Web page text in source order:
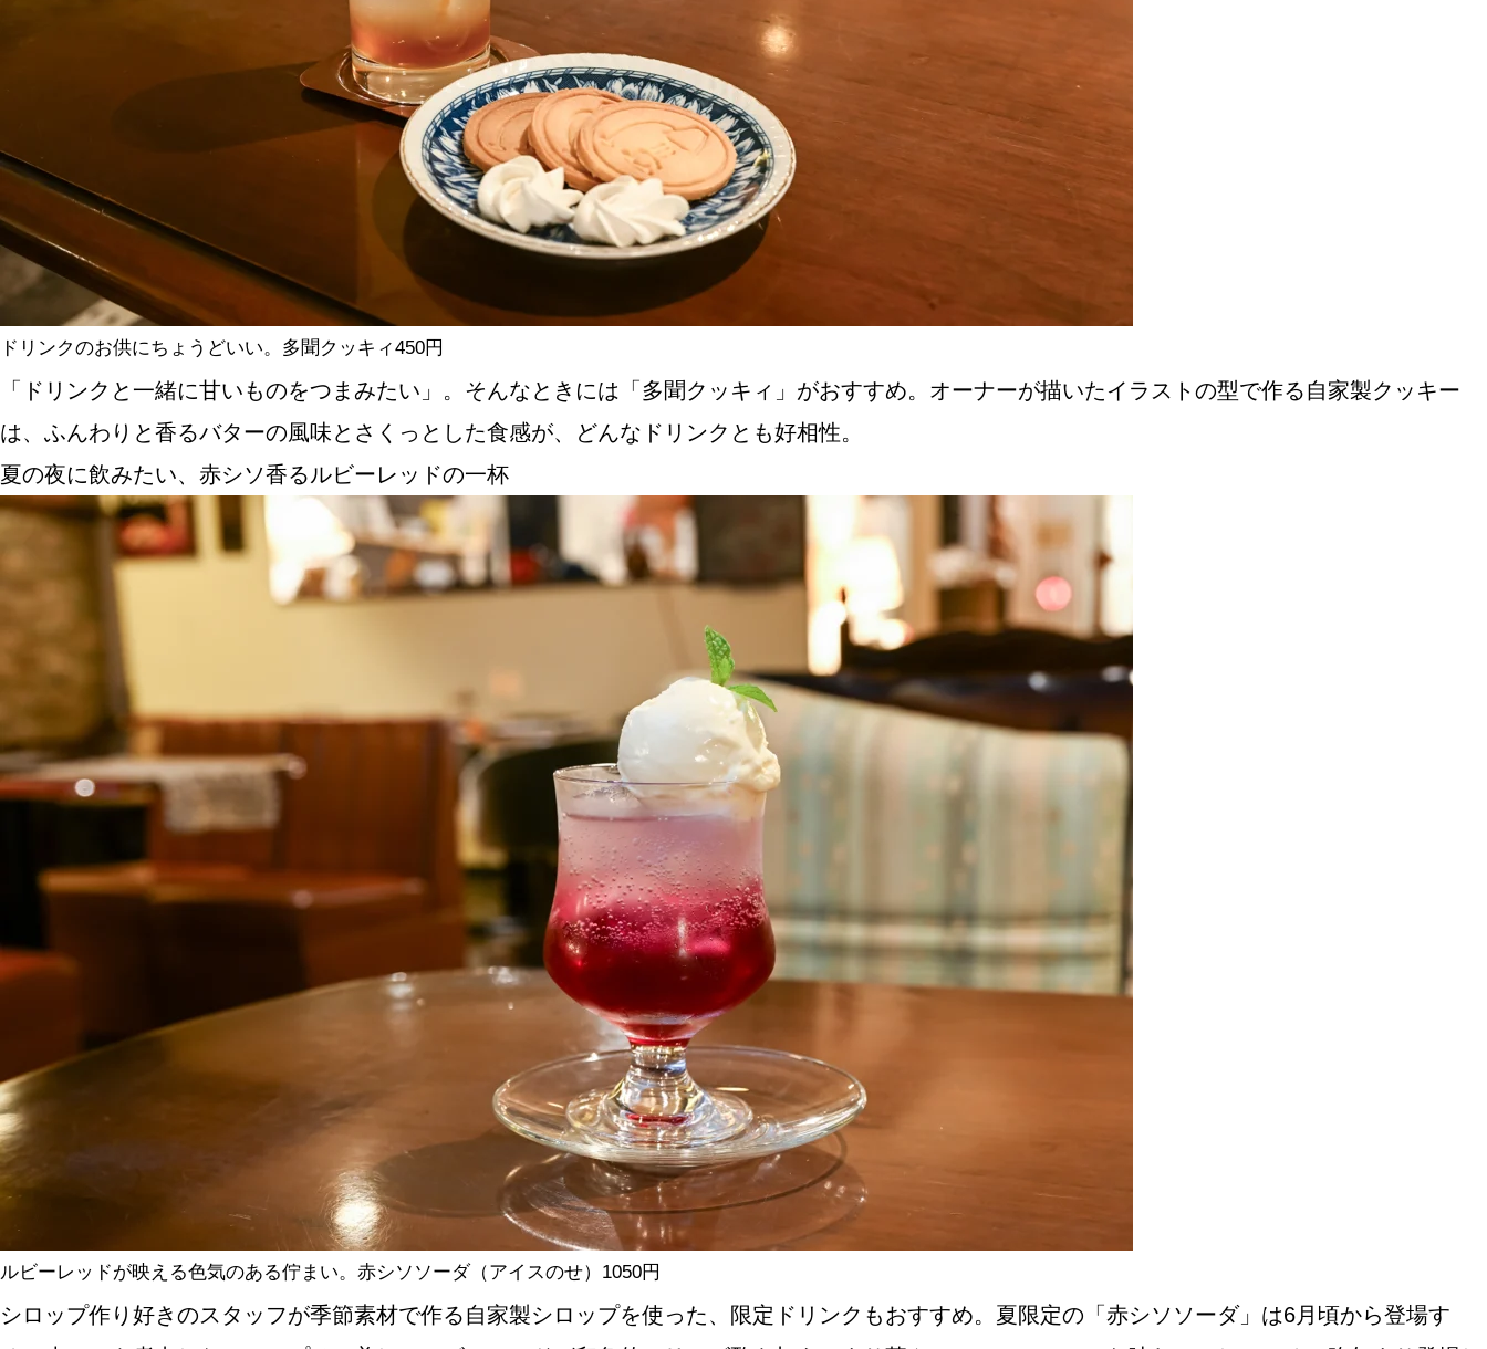
ドリンクのお供にちょうどいい。多聞クッキィ450円
「ドリンクと一緒に甘いものをつまみたい」。そんなときには「多聞クッキィ」がおすすめ。オーナーが描いたイラストの型で作る自家製クッキー
は、ふんわりと香るバターの風味とさくっとした食感が、どんなドリンクとも好相性。
夏の夜に飲みたい、赤シソ香るルビーレッドの一杯
ルビーレッドが映える色気のある佇まい。赤シソソーダ（アイスのせ）1050円
シロップ作り好きのスタッフが季節素材で作る自家製シロップを使った、限定ドリンクもおすすめ。夏限定の「赤シソソーダ」は6月頃から登場す